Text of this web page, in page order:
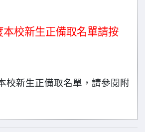
本校新生正備取名單請按
校新生正備取名單，請參閱附